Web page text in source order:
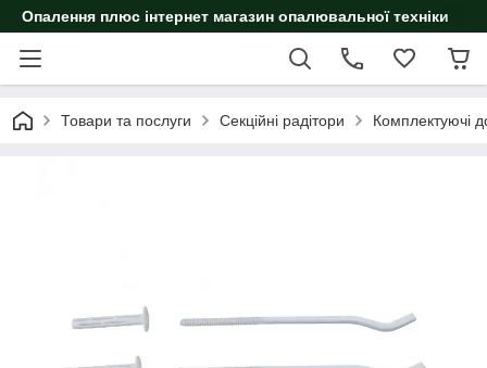
Опалення плюс інтернет магазин опалювальної техніки
Товари та послуги Секційні радітори Комплектуючі